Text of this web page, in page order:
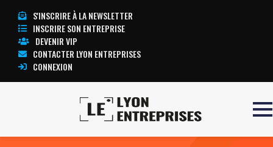
S'INSCRIRE À LA NEWSLETTER
INSCRIRE SON ENTREPRISE
DEVENIR VIP
CONTACTER LYON ENTREPRISES
CONNEXION